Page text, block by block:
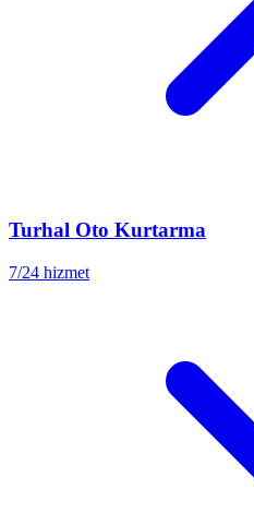
Turhal Oto Kurtarma
7/24 hizmet